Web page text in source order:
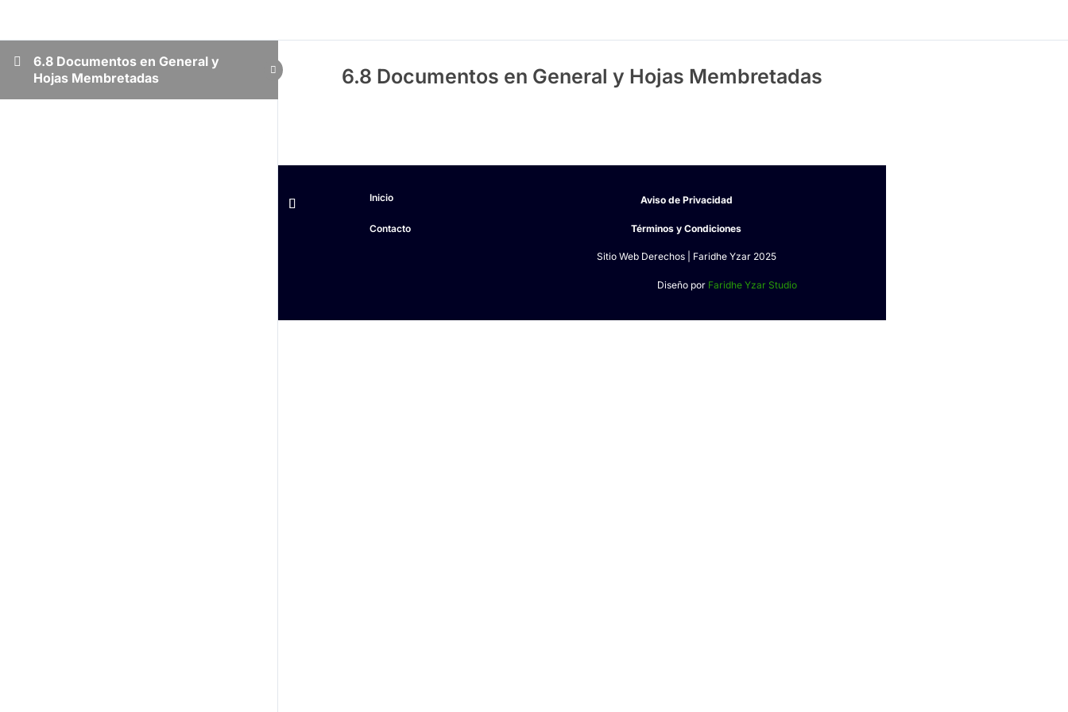
6.8 Documentos en General y
Hojas Membretadas
6.8 Documentos en General y Hojas Membretadas
Inicio
Contacto
Aviso de Privacidad
Términos y Condiciones
Sitio Web Derechos | Faridhe Yzar 2025
Diseño por Faridhe Yzar Studio